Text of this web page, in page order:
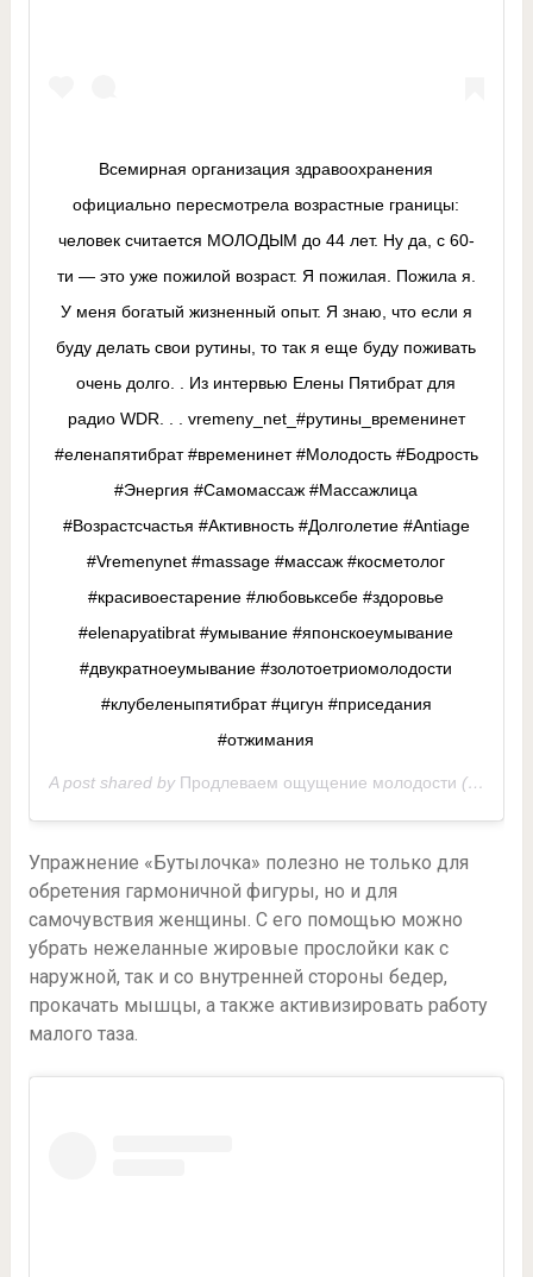
Всемирная организация здравоохранения
официально пересмотрела возрастные границы:
человек считается МОЛОДЫМ до 44 лет. Ну да, с 60-
ти — это уже пожилой возраст. Я пожилая. Пожила я.
У меня богатый жизненный опыт. Я знаю, что если я
буду делать свои рутины, то так я еще буду поживать
очень долго. . Из интервью Елены Пятибрат для
радио WDR. . . vremeny_net_#рутины_временинет
#еленапятибрат #временинет #Молодость #Бодрость
#Энергия #Самомассаж #Массажлица
#Возрастсчастья #Активность #Долголетие #Antiage
#Vremenynet #massage #массаж #косметолог
#красивоестарение #любовьксебе #здоровье
#elenapyatibrat #умывание #японскоеумывание
#двукратноеумывание #золотоетриомолодости
#клубеленыпятибрат #цигун #приседания
#отжимания
A post shared by Продлеваем ощущение молодости (@vremeny_net_) on
Упражнение «Бутылочка» полезно не только для
обретения гармоничной фигуры, но и для
самочувствия женщины. С его помощью можно
убрать нежеланные жировые прослойки как с
наружной, так и со внутренней стороны бедер,
прокачать мышцы, а также активизировать работу
малого таза.